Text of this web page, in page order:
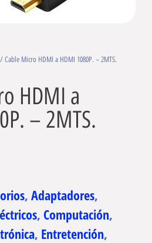
/ Cable Micro HDMI a HDMI 1080P. – 2MTS.
HDMI a
– 2MTS.
, Adaptadores,
, Computación,
, Entretención,